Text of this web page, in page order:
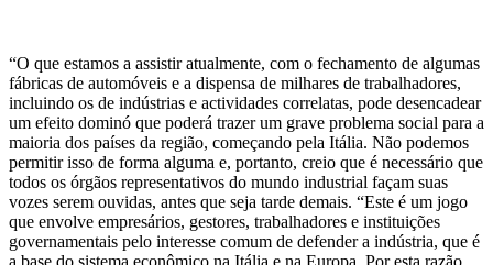
“O que estamos a assistir atualmente, com o fechamento de algumas
fábricas de automóveis e a dispensa de milhares de trabalhadores,
incluindo os de indústrias e actividades correlatas, pode desencadear
um efeito dominó que poderá trazer um grave problema social para a
maioria dos países da região, começando pela Itália. Não podemos
permitir isso de forma alguma e, portanto, creio que é necessário que
todos os órgãos representativos do mundo industrial façam suas
vozes serem ouvidas, antes que seja tarde demais. “Este é um jogo
que envolve empresários, gestores, trabalhadores e instituições
governamentais pelo interesse comum de defender a indústria, que é